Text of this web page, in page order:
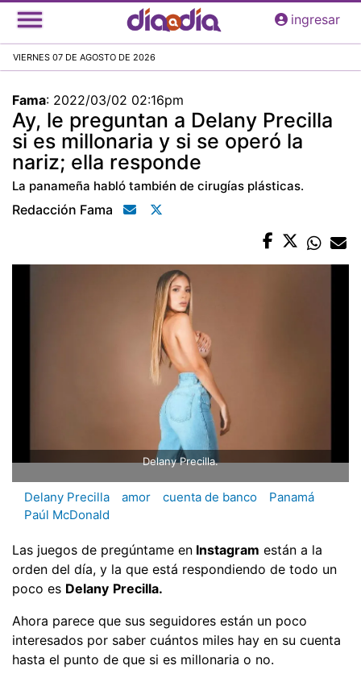
Pasar
al
principal
ingresar
VIERNES 07 DE AGOSTO DE 2026
Fama: 2022/03/02 02:16pm
Ay, le preguntan a Delany Precilla
si es millonaria y si se operó la
nariz; ella responde
La panameña habló también de cirugías plásticas.
Redacción Fama
Delany Precilla.
Delany Precilla amor cuenta de banco
Panamá
Paúl McDonald
Las juegos de pregúntame en Instagram están a la
orden del día, y la que está respondiendo de todo un
poco es Delany Precilla.
Ahora parece que sus seguidores están un poco
interesados por saber cuántos miles hay en su cuenta
hasta el punto de que si es millonaria o no.